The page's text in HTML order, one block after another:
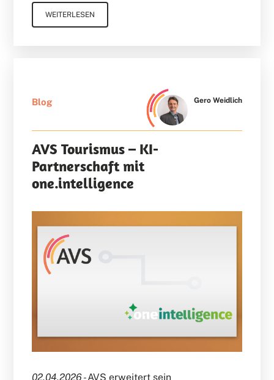
WEITERLESEN
Blog Gero Weidlich
AVS Tourismus – KI-
Partnerschaft mit
one.intelligence
02.04.2026 -AVS erweitert sein